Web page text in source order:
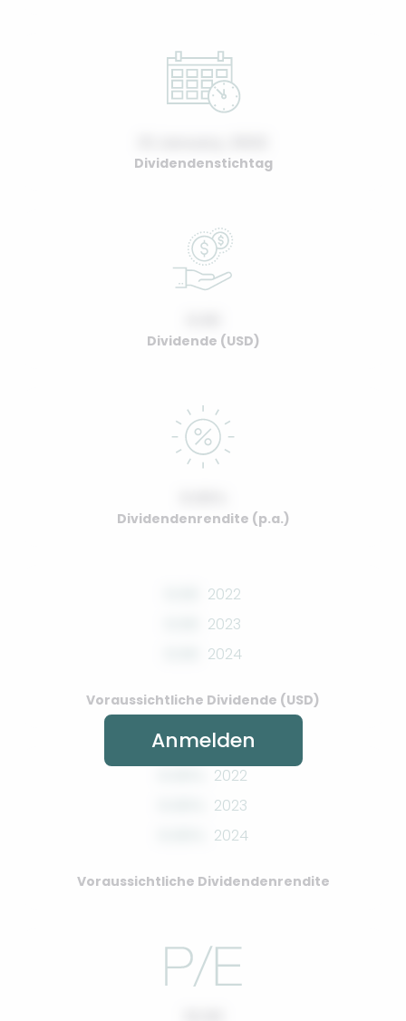
Dividendenstichtag
Dividende (USD)
Dividendenrendite (p.a.)
2022
2023
2024
Voraussichtliche Dividende (USD)
2022
2023
2024
Voraussichtliche Dividendenrendite
Anmelden